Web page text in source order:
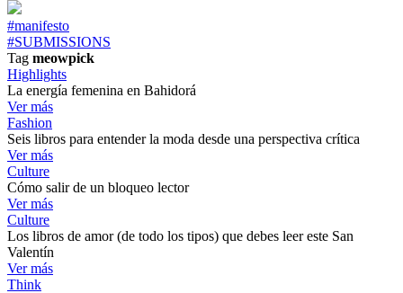
#manifesto
#SUBMISSIONS
Tag meowpick
Highlights
La energía femenina en Bahidorá
Ver más
Fashion
Seis libros para entender la moda desde una perspectiva crítica
Ver más
Culture
Cómo salir de un bloqueo lector
Ver más
Culture
Los libros de amor (de todo los tipos) que debes leer este San
Valentín
Ver más
Think